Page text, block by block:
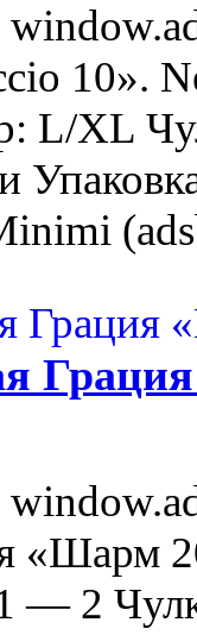
10».
L/XL
«Шарм
1 — 2